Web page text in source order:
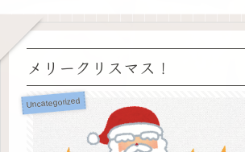
メリークリスマス！
Uncategorized